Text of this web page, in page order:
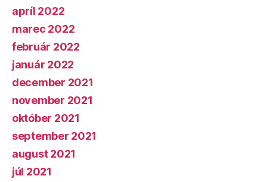
apríl 2022
marec 2022
február 2022
január 2022
december 2021
november 2021
október 2021
september 2021
august 2021
júl 2021